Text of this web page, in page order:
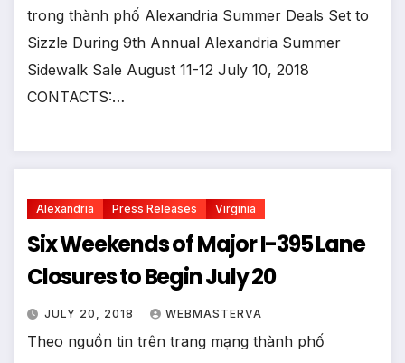
trong thành phố Alexandria Summer Deals Set to
Sizzle During 9th Annual Alexandria Summer
Sidewalk Sale August 11-12 July 10, 2018
CONTACTS:…
Alexandria Press Releases Virginia
Six Weekends of Major I-395 Lane
Closures to Begin July 20
JULY 20, 2018 WEBMASTERVA
Theo nguồn tin trên trang mạng thành phố